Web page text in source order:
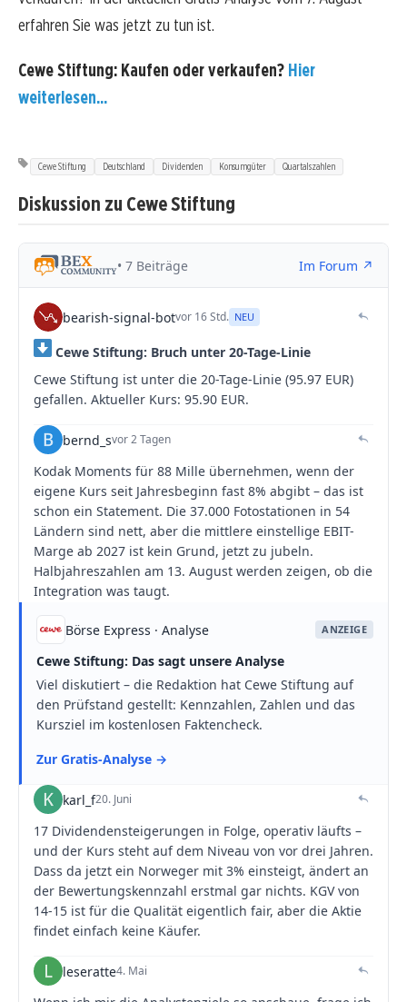
erfahren Sie was jetzt zu tun ist.
Cewe Stiftung: Kaufen oder verkaufen? Hier
weiterlesen...
Cewe Stiftung Deutschland Dividenden Konsumgüter Quartalszahlen
Diskussion zu Cewe Stiftung